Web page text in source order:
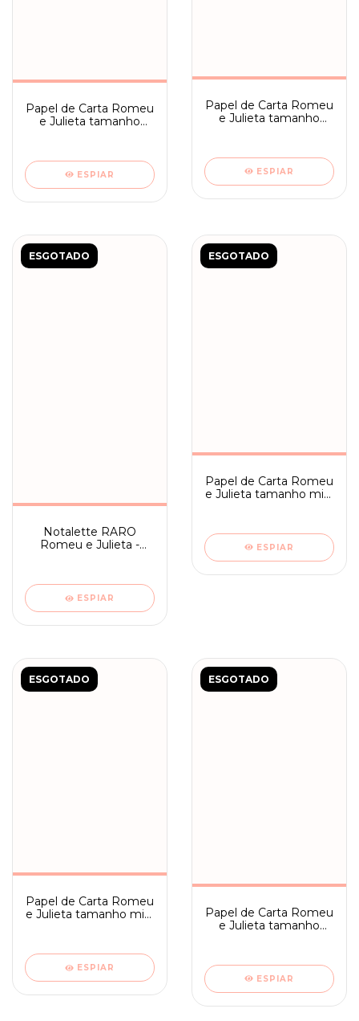
Papel de Carta Romeu
e Julieta tamanho
ESPIAR
Papel de Carta Romeu
e Julieta tamanho
ESPIAR
ESGOTADO
Notalette RARO
Romeu e Julieta -
ESPIAR
ESGOTADO
Papel de Carta Romeu
e Julieta tamanho mini
ESPIAR
ESGOTADO
Papel de Carta Romeu
e Julieta tamanho mini
ESPIAR
ESGOTADO
Papel de Carta Romeu
e Julieta tamanho
ESPIAR